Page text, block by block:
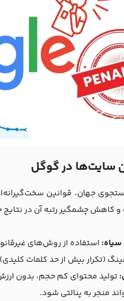
جهان، قوانین
سیاه: استفاده از روش‌های
(تکرار بیش از حد کلمات
تولید محتوای کم حجم، بدون
منجر به پنالتی شود.